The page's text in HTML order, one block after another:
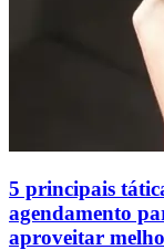
5 principais
agendamento
aproveitar